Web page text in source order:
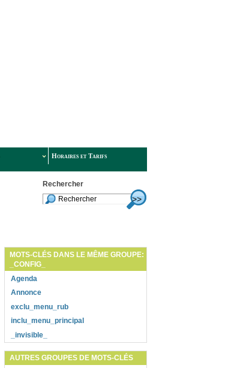
Horaires et Tarifs
Rechercher
MOTS-CLÉS DANS LE MÊME GROUPE:
_CONFIG_
Agenda
Annonce
exclu_menu_rub
inclu_menu_principal
_invisible_
AUTRES GROUPES DE MOTS-CLÉS